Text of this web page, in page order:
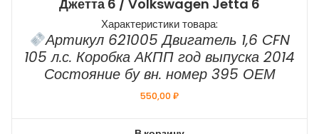
Джетта 6 / Volkswagen Jetta 6
Характеристики товара:
Артикул 621005 Двигатель 1,6 CFN
105 л.с. Коробка АКПП год выпуска 2014
Состояние бу вн. номер 395 ОЕМ
550,00₽